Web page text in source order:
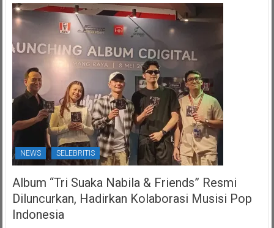
NEWS SELEBRITIS
Album “Tri Suaka Nabila & Friends” Resmi
Diluncurkan, Hadirkan Kolaborasi Musisi Pop
Indonesia